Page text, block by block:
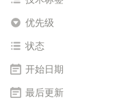
优先级
状态
开始日期
最后更新